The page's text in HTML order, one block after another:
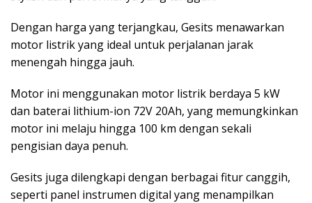
Dengan harga yang terjangkau, Gesits menawarkan
motor listrik yang ideal untuk perjalanan jarak
menengah hingga jauh.
Motor ini menggunakan motor listrik berdaya 5 kW
dan baterai lithium-ion 72V 20Ah, yang memungkinkan
motor ini melaju hingga 100 km dengan sekali
pengisian daya penuh.
Gesits juga dilengkapi dengan berbagai fitur canggih,
seperti panel instrumen digital yang menampilkan